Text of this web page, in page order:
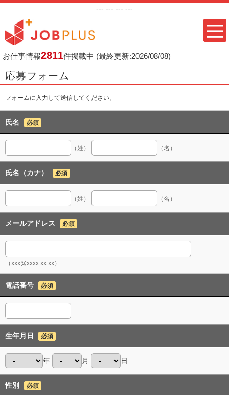
--- --- --- ---
お仕事情報2811件掲載中 (最終更新:2026/08/08)
応募フォーム
フォームに入力して送信してください。
氏名 必須
（姓） （名）
氏名（カナ） 必須
（姓） （名）
メールアドレス 必須
（xxx@xxxx.xx.xx）
電話番号 必須
生年月日 必須
年 月 日
性別 必須